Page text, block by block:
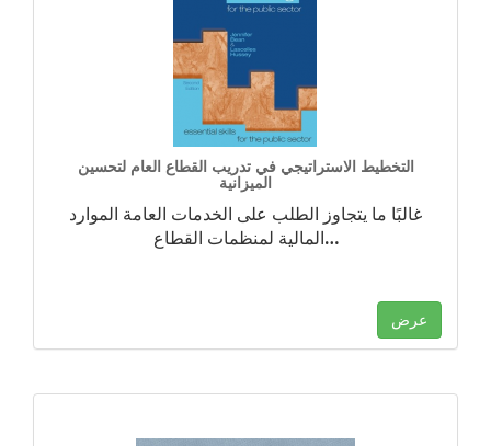
التخطيط الاستراتيجي في تدريب القطاع العام لتحسين
الميزانية
غالبًا ما يتجاوز الطلب على الخدمات العامة الموارد
المالية لمنظمات القطاع…
عرض